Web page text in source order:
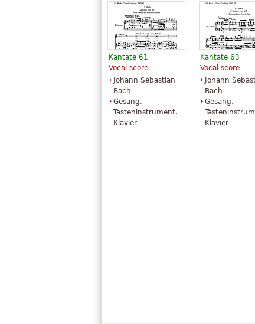
Kantate 61
Vocal score
Johann Sebastian
Bach
Gesang,
Tasteninstrument,
Klavier
Kantate 63
Vocal score
Johann
Bach
Gesang,
Klavier